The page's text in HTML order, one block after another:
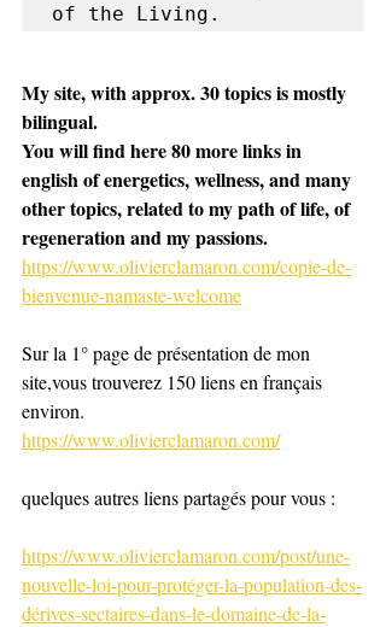
of the Living.
My site, with approx. 30 topics is mostly
bilingual.
You will find here 80 more links in
english of energetics, wellness, and many
other topics, related to my path of life, of
regeneration and my passions.
https://www.olivierclamaron.com/copie-de-
bienvenue-namaste-welcome
Sur la 1° page de présentation de mon
site,vous trouverez 150 liens en français
environ.
https://www.olivierclamaron.com/
quelques autres liens partagés pour vous :
https://www.olivierclamaron.com/post/une-
nouvelle-loi-pour-protéger-la-population-des-
dérives-sectaires-dans-le-domaine-de-la-